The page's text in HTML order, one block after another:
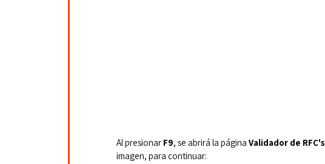
Al presionar F9, se abrirá la página Validador de RFC's
imagen, para continuar: